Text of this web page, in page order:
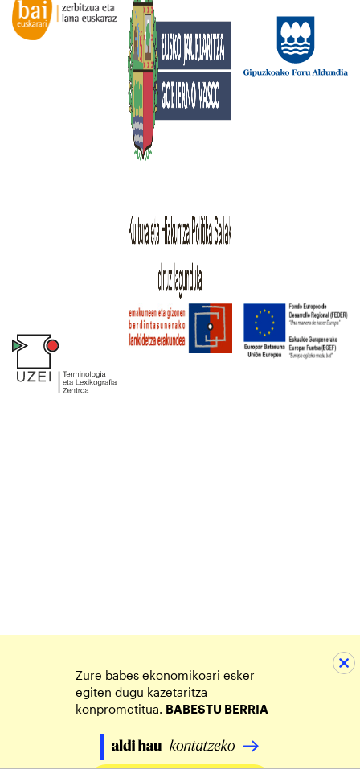
Zure babes ekonomikoari esker
egiten dugu kazetaritza
konprometitua. BABESTU BERRIA